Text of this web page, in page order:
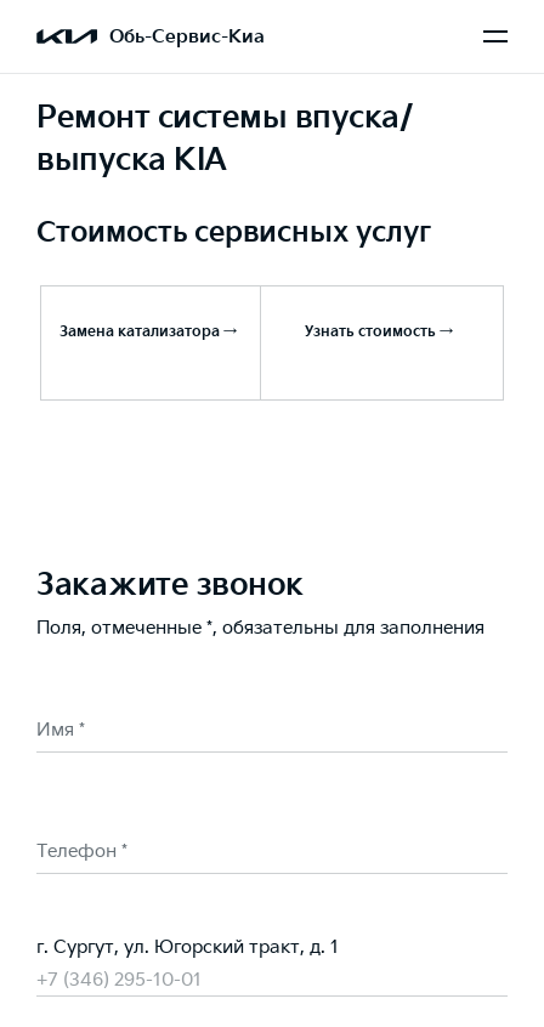
Обь-Сервис-Киа
Ремонт системы впуска/
выпуска KIA
Стоимость сервисных услуг
Замена катализатора → Узнать стоимость →
Закажите звонок
Поля, отмеченные *, обязательны для заполнения
Имя *
Телефон *
г. Сургут, ул. Югорский тракт, д. 1
+7 (346) 295-10-01